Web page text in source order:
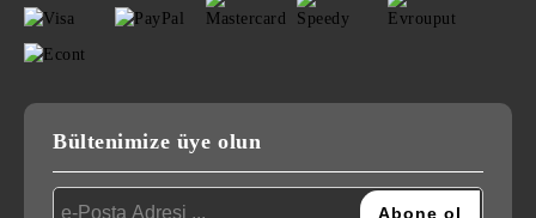
Bültenimize üye olun